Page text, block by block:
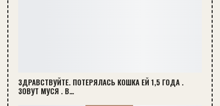
ЗДРАВСТВУЙТЕ. ПОТЕРЯЛАСЬ КОШКА ЕЙ 1,5 ГОДА .
ЗОВУТ МУСЯ . В…